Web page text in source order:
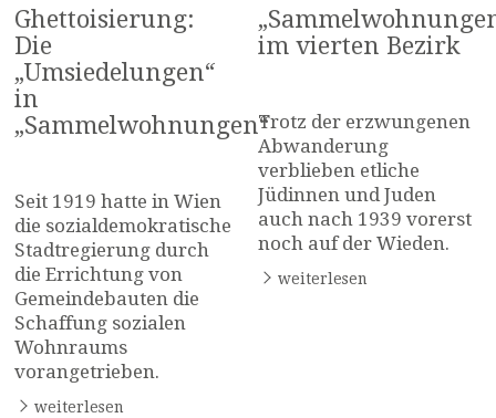
Ghettoisierung:
Die
„Umsiedelungen“
in
„Sammelwohnungen“
Seit 1919 hatte in Wien
die sozialdemokratische
Stadtregierung durch
die Errichtung von
Gemeindebauten die
Schaffung sozialen
Wohnraums
vorangetrieben.
weiterlesen
im vierten Bezirk
Trotz der erzwungenen
Abwanderung
verblieben etliche
Jüdinnen und Juden
auch nach 1939 vorerst
noch auf der Wieden.
weiterlesen